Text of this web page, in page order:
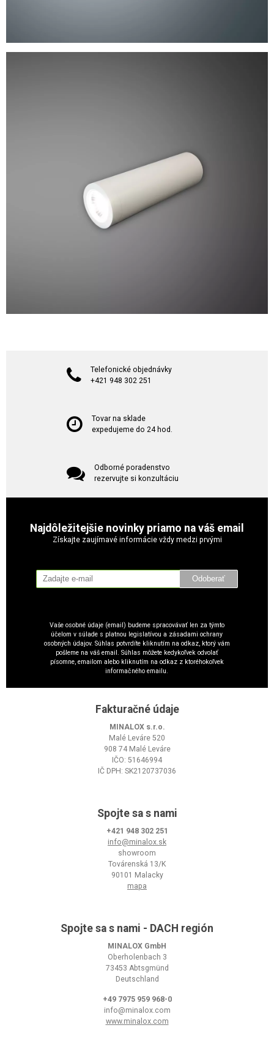
Telefonické objednávky
+421 948 302 251
Tovar na sklade
expedujeme do 24 hod.
Odborné poradenstvo
rezervujte si konzultáciu
Najdôležitejšie novinky priamo na váš email
Získajte zaujímavé informácie vždy medzi prvými
Odoberať
Vaše osobné údaje (email) budeme spracovávať len za týmto
účelom v súlade s platnou legislatívou a zásadami ochrany
osobných údajov. Súhlas potvrdíte kliknutím na odkaz, ktorý vám
pošleme na váš email. Súhlas môžete kedykoľvek odvolať
písomne, emailom alebo kliknutím na odkaz z ktoréhokoľvek
informačného emailu.
Fakturačné údaje
MINALOX s.r.o.
Malé Leváre 520
908 74 Malé Leváre
IČO: 51646994
IČ DPH: SK2120737036
Spojte sa s nami
+421 948 302 251
info@minalox.sk
showroom
Továrenská 13/K
90101 Malacky
mapa
Spojte sa s nami - DACH región
MINALOX GmbH
Oberholenbach 3
73453 Abtsgmünd
Deutschland
+49 7975 959 968-0
info@minalox.com
www.minalox.com